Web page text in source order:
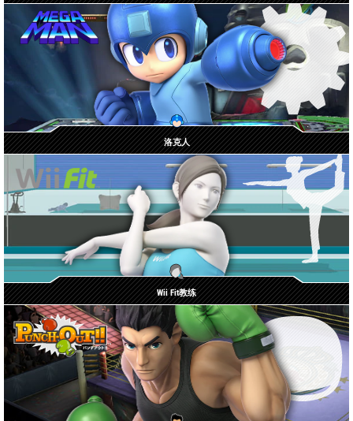
洛克人
Wii Fit教练